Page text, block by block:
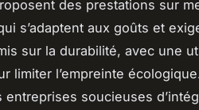
des prestations sur
s’adaptent aux goûts et
sur la durabilité, avec une
limiter l’empreinte
entreprises soucieuses